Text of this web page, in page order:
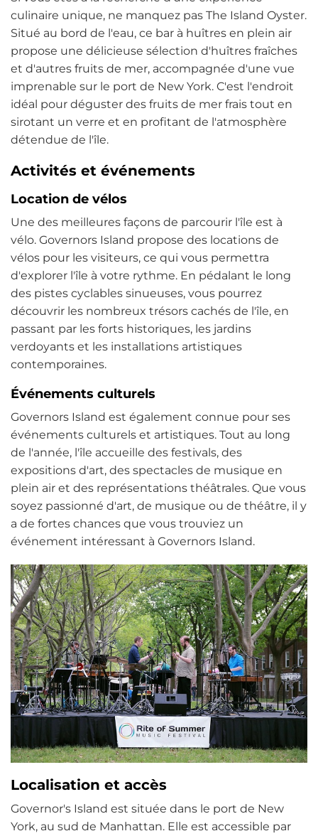
culinaire unique, ne manquez pas The Island Oyster.
Situé au bord de l'eau, ce bar à huîtres en plein air
propose une délicieuse sélection d'huîtres fraîches
et d'autres fruits de mer, accompagnée d'une vue
imprenable sur le port de New York. C'est l'endroit
idéal pour déguster des fruits de mer frais tout en
sirotant un verre et en profitant de l'atmosphère
détendue de l'île.
Activités et événements
Location de vélos
Une des meilleures façons de parcourir l'île est à
vélo. Governors Island propose des locations de
vélos pour les visiteurs, ce qui vous permettra
d'explorer l'île à votre rythme. En pédalant le long
des pistes cyclables sinueuses, vous pourrez
découvrir les nombreux trésors cachés de l'île, en
passant par les forts historiques, les jardins
verdoyants et les installations artistiques
contemporaines.
Événements culturels
Governors Island est également connue pour ses
événements culturels et artistiques. Tout au long
de l'année, l'île accueille des festivals, des
expositions d'art, des spectacles de musique en
plein air et des représentations théâtrales. Que vous
soyez passionné d'art, de musique ou de théâtre, il y
a de fortes chances que vous trouviez un
événement intéressant à Governors Island.
Localisation et accès
Governor's Island est située dans le port de New
York, au sud de Manhattan. Elle est accessible par